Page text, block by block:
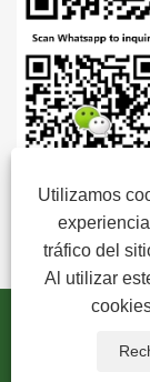
Utilizamos
tráfico del
Al utilizar
Copyright © 2024
Ltd. Todos los